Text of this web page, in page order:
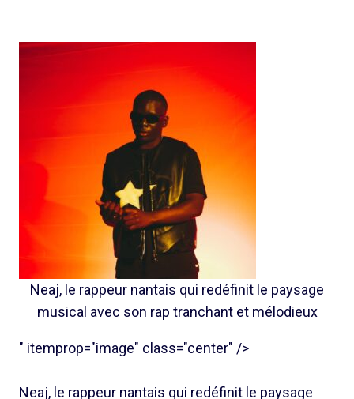
Neaj, le rappeur nantais qui redéfinit le paysage
musical avec son rap tranchant et mélodieux
" itemprop="image" class="center" />
Neaj, le rappeur nantais qui redéfinit le paysage